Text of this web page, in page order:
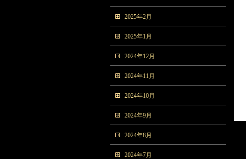
2025年2月
2025年1月
2024年12月
2024年11月
2024年10月
2024年9月
2024年8月
2024年7月